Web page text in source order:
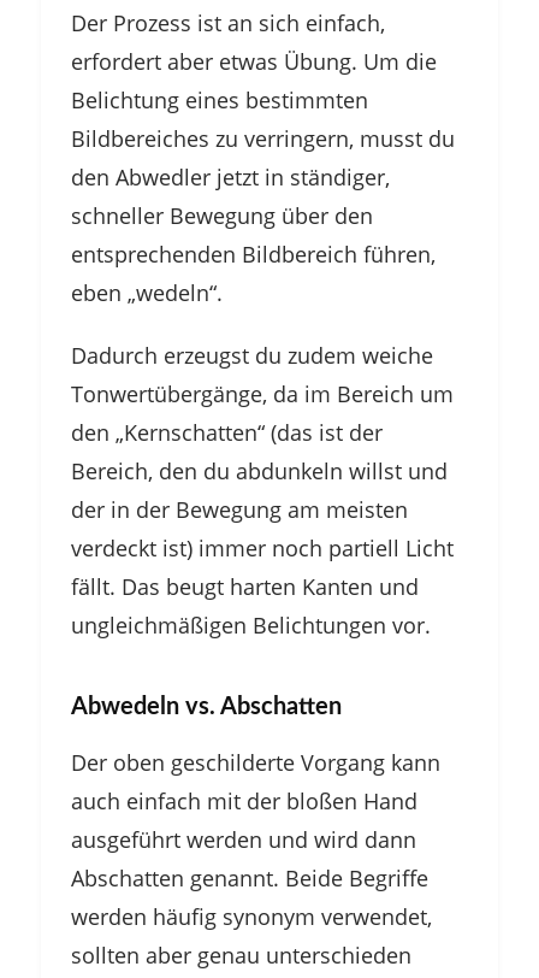
Der Prozess ist an sich einfach,
erfordert aber etwas Übung. Um die
Belichtung eines bestimmten
Bildbereiches zu verringern, musst du
den Abwedler jetzt in ständiger,
schneller Bewegung über den
entsprechenden Bildbereich führen,
eben „wedeln“.
Dadurch erzeugst du zudem weiche
Tonwertübergänge, da im Bereich um
den „Kernschatten“ (das ist der
Bereich, den du abdunkeln willst und
der in der Bewegung am meisten
verdeckt ist) immer noch partiell Licht
fällt. Das beugt harten Kanten und
ungleichmäßigen Belichtungen vor.
Abwedeln vs. Abschatten
Der oben geschilderte Vorgang kann
auch einfach mit der bloßen Hand
ausgeführt werden und wird dann
Abschatten genannt. Beide Begriffe
werden häufig synonym verwendet,
sollten aber genau unterschieden